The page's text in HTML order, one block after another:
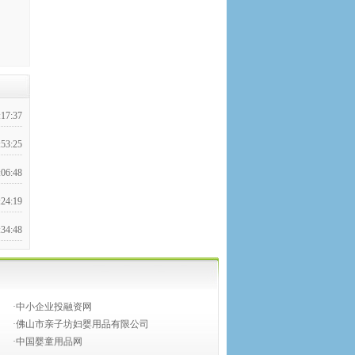
·中小企业投融资网
·佛山市亲子坊妇婴用品有限公司
·中国婴童用品网